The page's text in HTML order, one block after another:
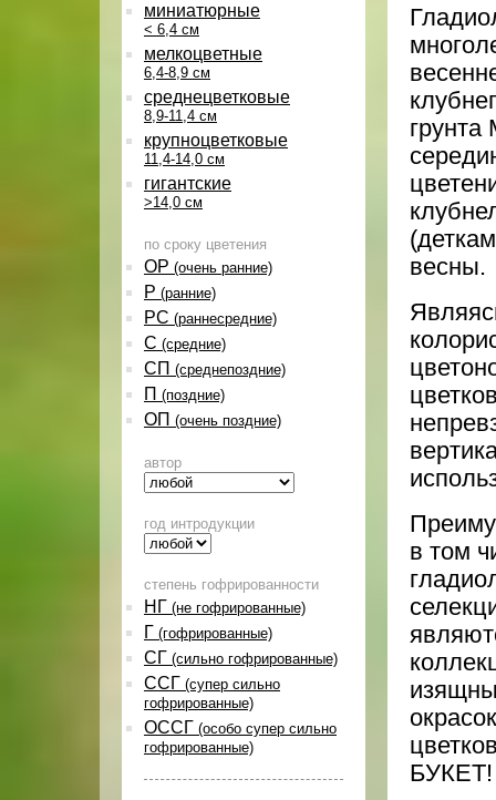
миниатюрные
< 6,4 см
мелкоцветные
6,4-8,9 см
среднецветковые
8,9-11,4 см
крупноцветковые
11,4-14,0 см
гигантские
>14,0 см
по сроку цветения
ОР (очень ранние)
Р (ранние)
РС (раннесредние)
С (средние)
СП (среднепоздние)
П (поздние)
ОП (очень поздние)
автор
год интродукции
степень гофрированности
НГ (не гофрированные)
Г (гофрированные)
СГ (сильно гофрированные)
ССГ (супер сильно
гофрированные)
ОССГ (особо супер сильно
гофрированные)
грунта
весны.
в том
БУКЕТ!